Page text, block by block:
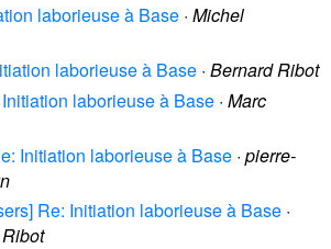
laborieuse à Base · Michel
laborieuse à Base · Bernard Ribot
laborieuse à Base · Marc
Initiation laborieuse à Base · pierre-
Re: Initiation laborieuse à Base ·